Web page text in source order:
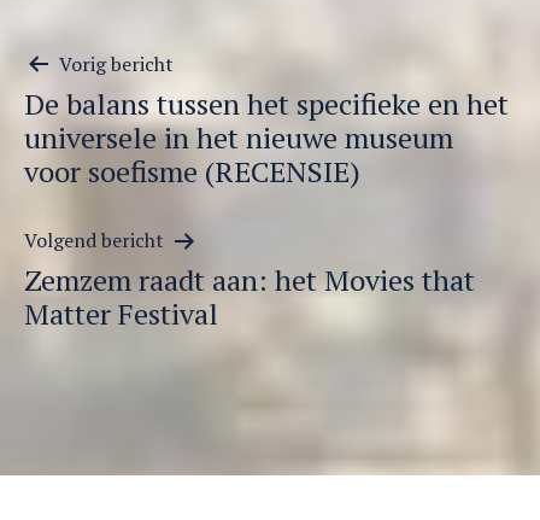
Berichtnavigatie
Vorig bericht
De balans tussen het specifieke en het
universele in het nieuwe museum
voor soefisme (RECENSIE)
Volgend bericht
Zemzem raadt aan: het Movies that
Matter Festival